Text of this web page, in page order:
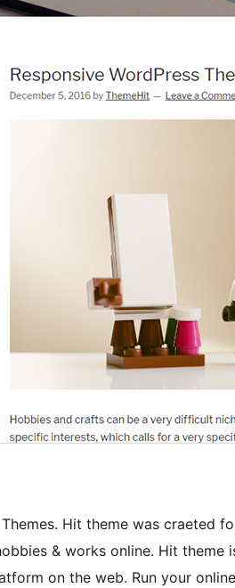
Hit theme was craeted
& works online. Hit theme
on the web. Run your